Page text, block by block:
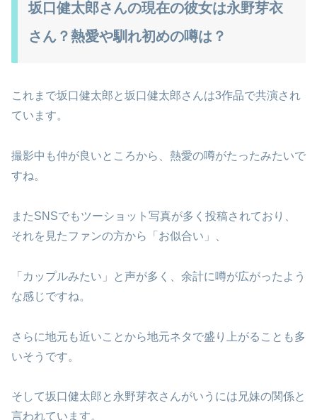
坂口健太郎さんの現在の彼女は永野芽衣
さん？熱愛や馴れ初めの噂は？
これまで坂口健太郎と坂口健太郎さんは3作品で共演され
ています。
撮影中も仲が良いところから、熱愛の噂がたったみたいで
すね。
またSNSでもツーショット写真が多く投稿されており、
それを見たファンの方から「お似合い」、
「カップルみたい」と声が多く、余計に噂が広がったよう
な感じですね。
さらに地元も近いことから地元ネタで盛り上がることも多
いそうです。
そして坂口健太郎と永野芽衣さんがいうには兄妹の関係と
言われています。